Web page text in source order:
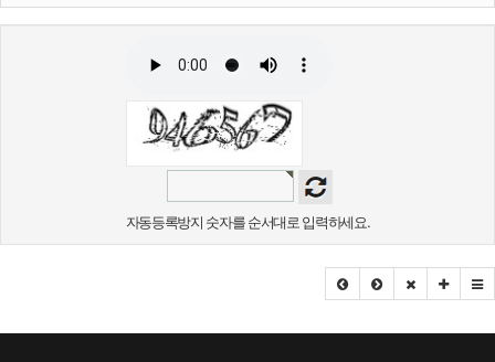
자동등록방지 숫자를 순서대로 입력하세요.